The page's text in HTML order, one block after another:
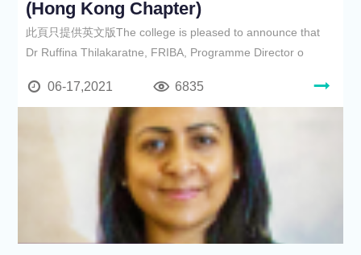
(Hong Kong Chapter)
此頁只提供英文版The college is pleased to announce that
Dr Ruffina Thilakaratne, FRIBA, Programme Director o
06-17,2021 6835